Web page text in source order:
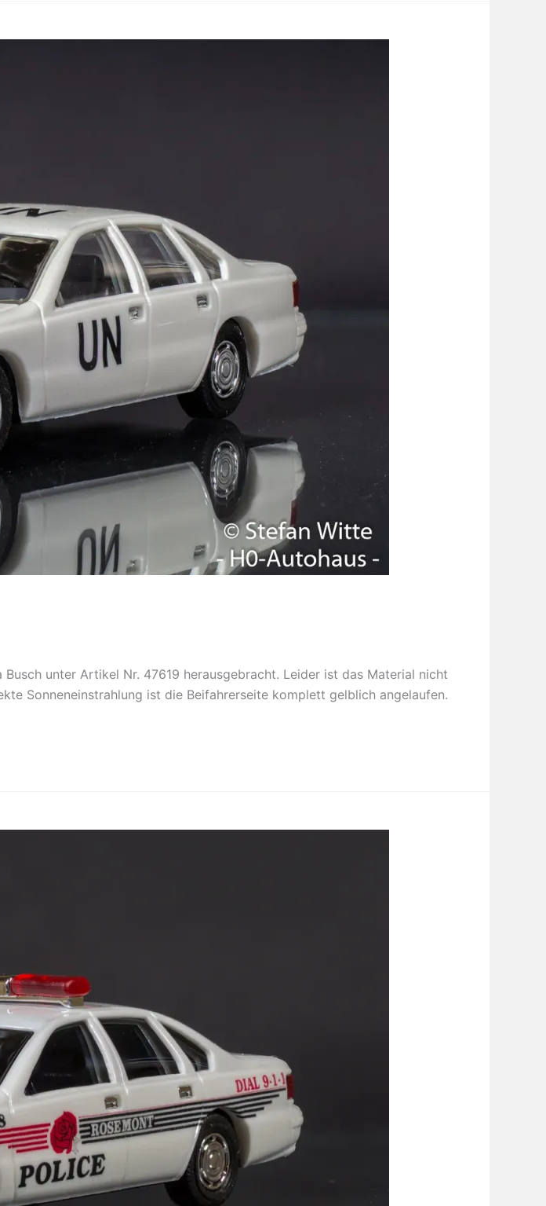
unter Artikel Nr. 47619 herausgebracht. Leider ist das Material nicht
Sonneneinstrahlung ist die Beifahrerseite komplett gelblich angelaufen.